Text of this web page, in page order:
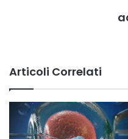
Articoli Correlati